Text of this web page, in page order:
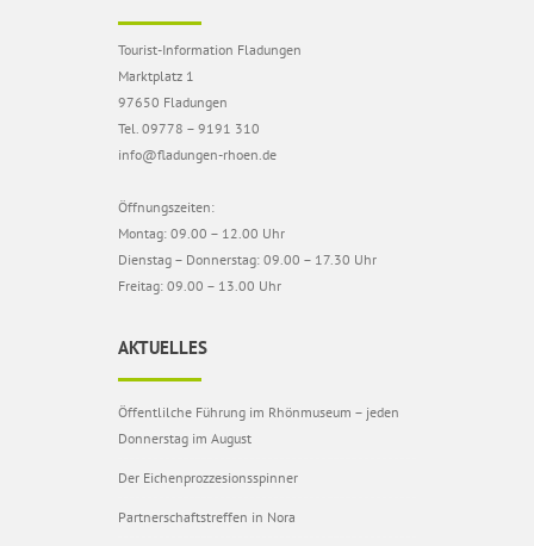
Tourist-Information Fladungen
Marktplatz 1
97650 Fladungen
Tel. 09778 – 9191 310
info@fladungen-rhoen.de
Öffnungszeiten:
Montag: 09.00 – 12.00 Uhr
Dienstag – Donnerstag: 09.00 – 17.30 Uhr
Freitag: 09.00 – 13.00 Uhr
AKTUELLES
Öffentlilche Führung im Rhönmuseum – jeden
Donnerstag im August
Der Eichenprozzesionsspinner
Partnerschaftstreffen in Nora